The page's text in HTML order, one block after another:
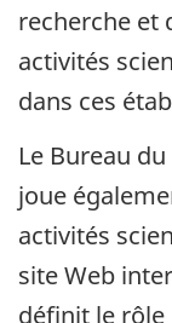
recherche et
activités
dans ces
Le Bureau
joue
activités
site Web
définit le rôle